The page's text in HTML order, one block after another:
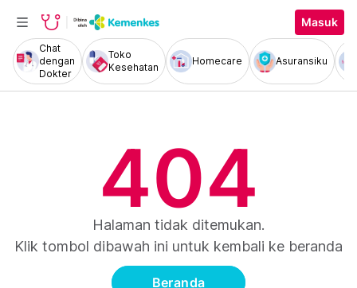
Masuk
Chat
dengan
Dokter
Toko
Kesehatan
Homecare Asuransiku
404
Halaman tidak ditemukan.
Klik tombol dibawah ini untuk kembali ke beranda
Beranda